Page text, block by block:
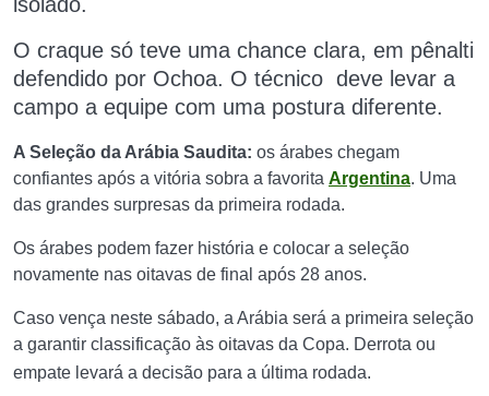
O craque só teve uma chance clara, em pênalti
defendido por Ochoa. O técnico deve levar a
campo a equipe com uma postura diferente.
A Seleção da Arábia Saudita: os árabes chegam
confiantes após a vitória sobra a favorita Argentina. Uma
das grandes surpresas da primeira rodada.
Os árabes podem fazer história e colocar a seleção
novamente nas oitavas de final após 28 anos.
Caso vença neste sábado, a Arábia será a primeira seleção
a garantir classificação às oitavas da Copa. Derrota ou
empate levará a decisão para a última rodada.